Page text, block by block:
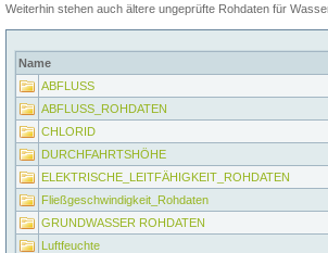
Weiterhin stehen auch ältere ungeprüfte Rohdaten für
Name
ABFLUSS
ABFLUSS_ROHDATEN
CHLORID
DURCHFAHRTSHÖHE
ELEKTRISCHE_LEITFÄHIGKEIT_ROHDATEN
Fließgeschwindigkeit_Rohdaten
GRUNDWASSER ROHDATEN
Luftfeuchte